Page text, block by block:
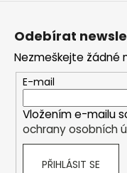
Z
Odebírat
Nezmeškejte žádné
E-mail
Vložením e-mailu
ochrany osobních
PŘIHLÁSIT SE